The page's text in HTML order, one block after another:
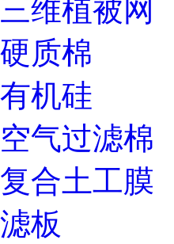
三维植被网
硬质棉
有机硅
空气过滤棉
复合土工膜
滤板